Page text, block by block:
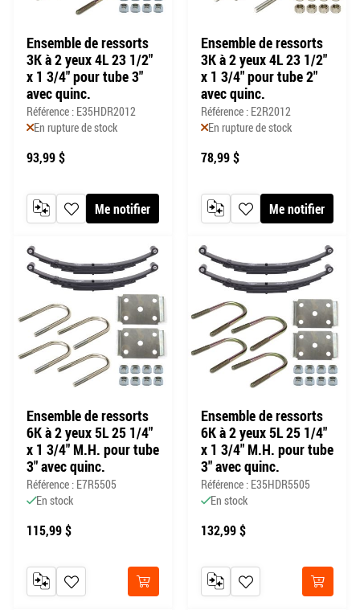
Ensemble de ressorts
3K à 2 yeux 4L 23 1/2"
x 1 3/4" pour tube 3"
avec quinc.
Référence : E35HDR2012
En rupture de stock
93,99 $
Me notifier
AJOUTER À MA LISTE DE SOUHAITS
AJOUTER AU COMPARATEUR
Ensemble de ressorts
3K à 2 yeux 4L 23 1/2"
x 1 3/4" pour tube 2"
avec quinc.
Référence : E2R2012
En rupture de stock
78,99 $
Me notifier
AJOUTER À MA LISTE DE
AJOUTER AU COMPARATEUR
Ensemble de ressorts
6K à 2 yeux 5L 25 1/4"
x 1 3/4" M.H. pour tube
3" avec quinc.
Référence : E7R5505
En stock
115,99 $
Acheter
AJOUTER À MA LISTE DE SOUHAITS
AJOUTER AU COMPARATEUR
Ensemble de ressorts
6K à 2 yeux 5L 25 1/4"
x 1 3/4" M.H. pour tube
3" avec quinc.
Référence : E35HDR5505
En stock
132,99 $
Acheter
AJOUTER À MA LISTE DE
AJOUTER AU COMPARATEUR